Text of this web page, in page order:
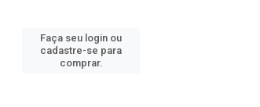
Faça seu login ou
cadastre-se para
comprar.